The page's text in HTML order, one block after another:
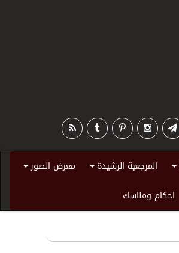
المرجعية الرشيدة معرض الصور
احكام ومناسك